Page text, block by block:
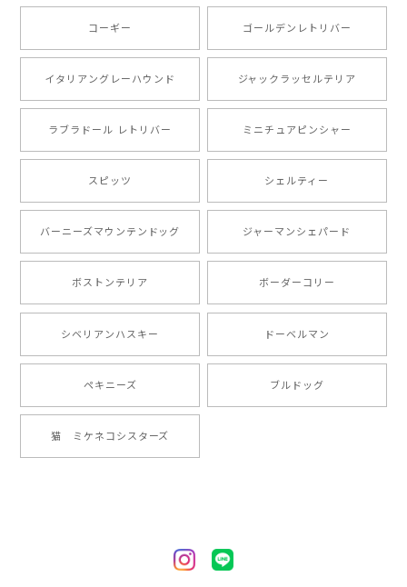
2024/10/28
注文受領連絡が無かったのでハラハラしましたが… 可
愛い商品が届きました！大満足です♪
【 自然に囲まれた ポメラニアン 】マグカップ 犬 ペット うちの子 犬グッズ ギフト プレゼント 母の日
りまして、元気な時の顔がそっくりだったので、注文し
ました。ありがとうございました。
2024/05/22
2024/05/04
2024/05/04
コーギー ゴールデンレトリバー
イタリアングレーハウンド ジャックラッセルテリア
ラブラドール レトリバー ミニチュアピンシャー
スピッツ シェルティー
バーニーズマウンテンドッグ ジャーマンシェパード
ボストンテリア ボーダーコリー
シベリアンハスキー ドーベルマン
ペキニーズ ブルドッグ
猫 ミケネコシスターズ